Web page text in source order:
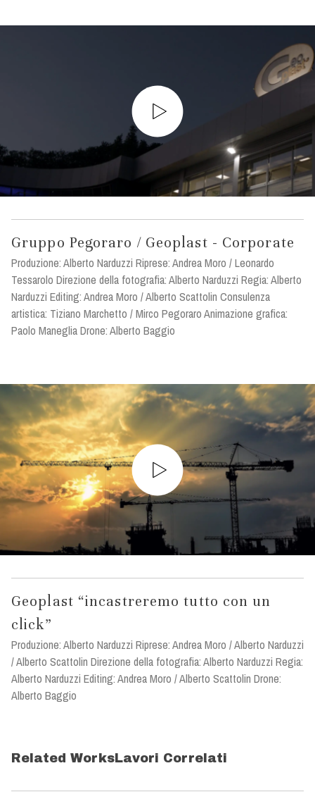
Gruppo Pegoraro / Geoplast - Corporate
Produzione: Alberto Narduzzi Riprese: Andrea Moro / Leonardo
Tessarolo Direzione della fotografia: Alberto Narduzzi Regia: Alberto
Narduzzi Editing: Andrea Moro / Alberto Scattolin Consulenza
artistica: Tiziano Marchetto / Mirco Pegoraro Animazione grafica:
Paolo Maneglia Drone: Alberto Baggio
Geoplast “incastreremo tutto con un
click”
Produzione: Alberto Narduzzi Riprese: Andrea Moro / Alberto Narduzzi
/ Alberto Scattolin Direzione della fotografia: Alberto Narduzzi Regia:
Alberto Narduzzi Editing: Andrea Moro / Alberto Scattolin Drone:
Alberto Baggio
Related Works Lavori Correlati